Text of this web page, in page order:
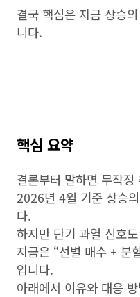
결국 핵심은 지금 상승
니다.
핵심 요약
결론부터 말하면 무작
2026년 4월 기준 상승
다.
하지만 단기 과열 신호
지금은 “선별 매수 + 분
입니다.
아래에서 이유와 대응